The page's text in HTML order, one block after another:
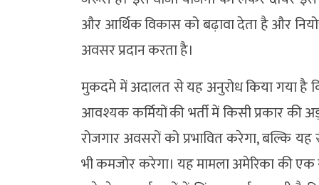
और आर्थिक विकास को बढ़ावा देता है और
अवसर प्रदान करता है।
मुकदमे में अदालत से यह अनुरोध किया गया है
आवश्यक कर्मियों की भर्ती में किसी प्रकार
रोजगार अवसरों को प्रभावित करेगा, बल्कि
भी कमजोर करेगा। यह मामला अमेरिका की